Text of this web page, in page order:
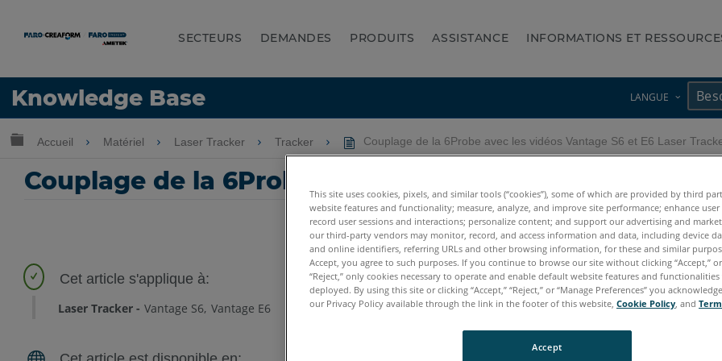
SECTEURS DEMANDES PRODUITS ASSISTANCE INFORMATIONS ET
Knowledge Base LANGUE
LANGUE
Développer/réduire la hiérarchie globale
Accueil Matériel Laser Tracker Tracker Couplage de la 6Probe avec les vidéos Vantage S6 et E6 Laser
Couplage de la 6Probe avec les vidéos Vantage S6 et
Laser Tracker Vantage S6 Vantage E6
This site uses cookies, pixels, and similar tools (“cookies”), some of which are provided by third
website features and functionality; measure, analyze, and improve site performance; enhance user
record user sessions and interactions; personalize content; and support our advertising and
our third-party vendors may monitor, record, and access information and data, including device
and online identifiers, referring URLs and other browsing information, for these and similar
Accept, you agree to such purposes. If you continue to browse our site without clicking “Accept,”
“Reject,” only cookies necessary to operate and enable default website features and
deployed. By using this site or clicking “Accept,” “Reject,” or “Manage Preferences” you
our Privacy Policy available through the link in the footer of this website, Cookie Policy, and
Accept